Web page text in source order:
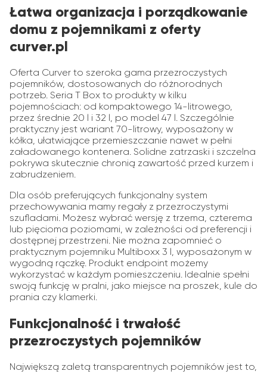
Łatwa organizacja i porządkowanie
domu z pojemnikami z oferty
curver.pl
Oferta Curver to szeroka gama przezroczystych
pojemników, dostosowanych do różnorodnych
potrzeb. Seria T Box to produkty w kilku
pojemnościach: od kompaktowego 14-litrowego,
przez średnie 20 l i 32 l, po model 47 l. Szczególnie
praktyczny jest wariant 70-litrowy, wyposażony w
kółka, ułatwiające przemieszczanie nawet w pełni
załadowanego kontenera. Solidne zatrzaski i szczelna
pokrywa skutecznie chronią zawartość przed kurzem i
zabrudzeniem.
Dla osób preferujących funkcjonalny system
przechowywania mamy regały z przezroczystymi
szufladami. Możesz wybrać wersję z trzema, czterema
lub pięcioma poziomami, w zależności od preferencji i
dostępnej przestrzeni. Nie można zapomnieć o
praktycznym pojemniku Multiboxx 3 l, wyposażonym w
wygodną rączkę. Produkt endpoint możemy
wykorzystać w każdym pomieszczeniu. Idealnie spełni
swoją funkcję w pralni, jako miejsce na proszek, kule do
prania czy klamerki.
Funkcjonalność i trwałość
przezroczystych pojemników
Największą zaletą transparentnych pojemników jest to,